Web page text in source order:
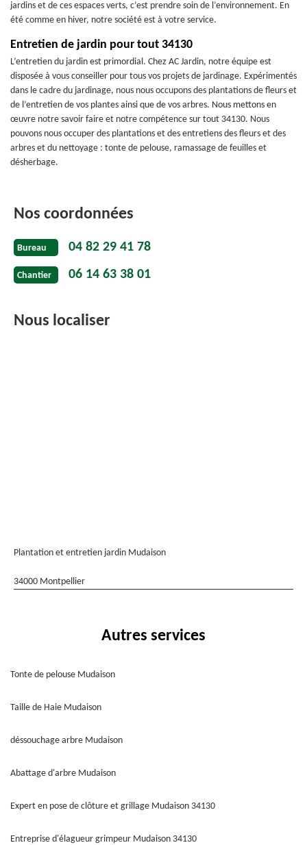
jardins et de ces espaces verts, c’est prendre soin de l’environnement. En
été comme en hiver, notre société est à votre service.
Entretien de jardin pour tout 34130
L’entretien du jardin est primordial. Chez AC Jardin, notre équipe est
disposée à vous conseiller pour tous vos projets de jardinage. Expérimentés
dans le cadre du jardinage, nous nous occupons des plantations de fleurs et
de l’entretien de vos plantes ainsi que de vos arbres. Nous mettons en
œuvre notre savoir faire et notre compétence sur tout 34130. Nous
pouvons nous occuper des plantations et des entretiens des fleurs et des
arbres et du nettoyage : tonte de pelouse, ramassage de feuilles et
désherbage.
Nos coordonnées
Bureau 04 82 29 41 78
Chantier 06 14 63 38 01
Nous localiser
Plantation et entretien jardin Mudaison
34000 Montpellier
Autres services
Tonte de pelouse Mudaison
Taille de Haie Mudaison
déssouchage arbre Mudaison
Abattage d'arbre Mudaison
Expert en pose de clôture et grillage Mudaison 34130
Entreprise d'élagueur grimpeur Mudaison 34130